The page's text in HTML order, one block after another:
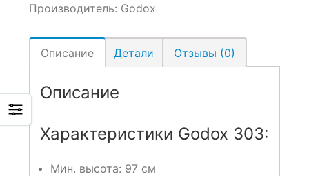
Производитель: Godox
Описание Детали Отзывы (0)
Описание
Характеристики Godox 303:
Мин. высота: 97 см